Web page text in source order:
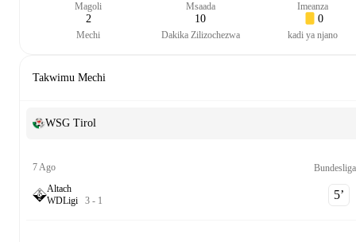
Magoli Msaada Imeanza
2
Mechi
10
Dakika Zilizochezwa
0
kadi ya njano
Takwimu Mechi
WSG Tirol
7 Ago
Bundesliga
Altach
WDLigi 3 - 1 5‎’‎